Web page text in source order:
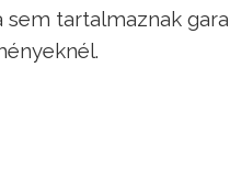
sem tartalmaznak